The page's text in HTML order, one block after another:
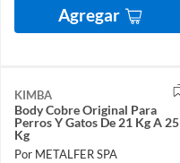
Agregar
KIMBA
Body Cobre Original Para
Perros Y Gatos De 21 Kg A 25
Kg
Por METALFER SPA